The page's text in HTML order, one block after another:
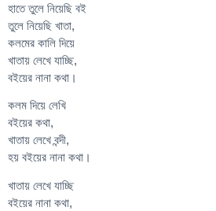
হাতে তুলে নিয়েছি বই
তুলে নিয়েছি খাতা,
কলমের কালি দিয়ে
খাতায় লেখে যাচ্ছি,
বইয়ের নানা কথা।
কলম দিয়ে লেখি
বইয়ের কথা,
খাতায় লেখে বন্দী,
হয় বইয়ের নানা কথা।
খাতায় লেখে যাচ্ছি
বইয়ের নানা কথা,